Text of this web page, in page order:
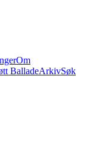
Om
BalladeArkivSøk